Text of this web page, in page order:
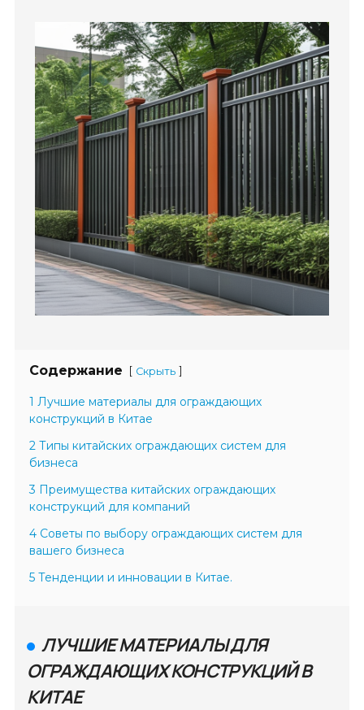
Содержание [ Скрыть ]
1 Лучшие материалы для ограждающих
конструкций в Китае
2 Типы китайских ограждающих систем для
бизнеса
3 Преимущества китайских ограждающих
конструкций для компаний
4 Советы по выбору ограждающих систем для
вашего бизнеса
5 Тенденции и инновации в Китае.
ЛУЧШИЕ МАТЕРИАЛЫ ДЛЯ
ОГРАЖДАЮЩИХ КОНСТРУКЦИЙ В
КИТАЕ